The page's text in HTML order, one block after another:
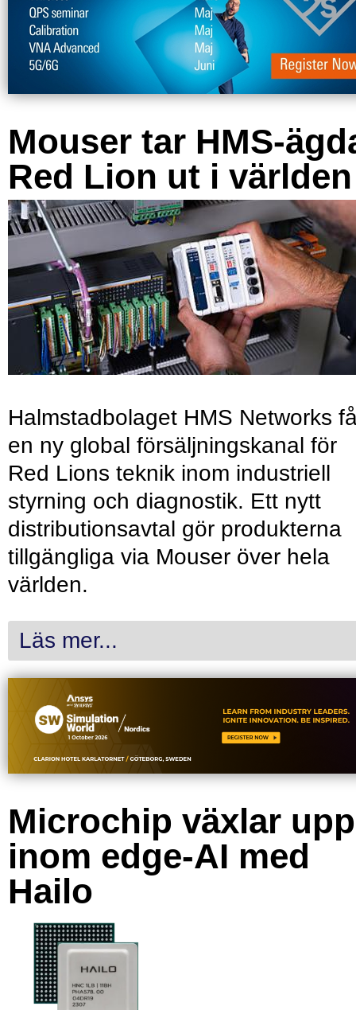
Mouser tar HMS-
Red Lion ut i världen
Halmstadbolaget HMS Networks
en ny global försäljningskanal för
Red Lions teknik inom industriell
styrning och diagnostik. Ett nytt
distributionsavtal gör produkterna
tillgängliga via Mouser över hela
världen.
Läs mer...
Microchip växlar upp
inom edge-AI med
Hailo